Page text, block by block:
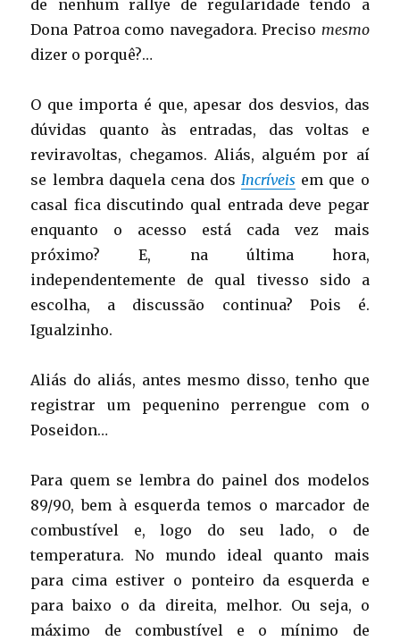
de nenhum rallye de regularidade tendo a
Dona Patroa como navegadora. Preciso mesmo
dizer o porquê?…
O que importa é que, apesar dos desvios, das
dúvidas quanto às entradas, das voltas e
reviravoltas, chegamos. Aliás, alguém por aí
se lembra daquela cena dosIncríveis em que o
casal fica discutindo qual entrada deve pegar
enquanto o acesso está cada vez mais
próximo? E, na última hora,
independentemente de qual tivesso sido a
escolha, a discussão continua? Pois é.
Igualzinho.
Aliás do aliás, antes mesmo disso, tenho que
registrar um pequenino perrengue com o
Poseidon…
Para quem se lembra do painel dos modelos
89/90, bem à esquerda temos o marcador de
combustível e, logo do seu lado, o de
temperatura. No mundo ideal quanto mais
para cima estiver o ponteiro da esquerda e
para baixo o da direita, melhor. Ou seja, o
máximo de combustível e o mínimo de